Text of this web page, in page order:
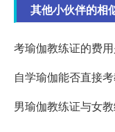
其他小伙伴的相
考瑜伽教练证的费
自学瑜伽能否直接
男瑜伽教练证与女